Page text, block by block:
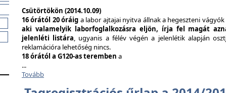
Csütörtökön (2014.10.09)
16 órától 20 óráig a labor ajtajai nyitva állnak a hegeszteni vágyók
aki valamelyik laborfoglalkozásra eljön, írja fel magát
jelenléti listára, ugyanis a félév végén a jelenlétik alapján
reklamációra lehetőség nincs.
18 órától a G120-as teremben a
...
Tovább